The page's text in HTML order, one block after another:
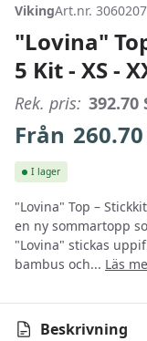
VikingArt.nr. 3060207
"Lovina"
5 Kit - XS -
Rek. pris: 392.70
Från 260.70
I lager
"Lovina" Top –
en ny sommartopp
"Lovina" stickas
bambus och... Läs
Beskrivning